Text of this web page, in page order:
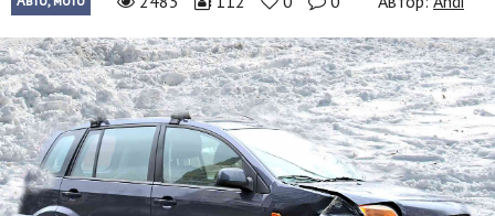
Hi-Tech. Интернет
Россия
Наука и техника
Политика
Образование